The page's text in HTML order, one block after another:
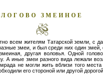
ЛОГОВО ЗМЕИНОЕ
всем жителям Татарской земли, с
змеи, и был среди них один
другая воловья. Одной
А иные змеи разного вида лежали
не могли жить вблизи того
его стороной или другой дорогой.